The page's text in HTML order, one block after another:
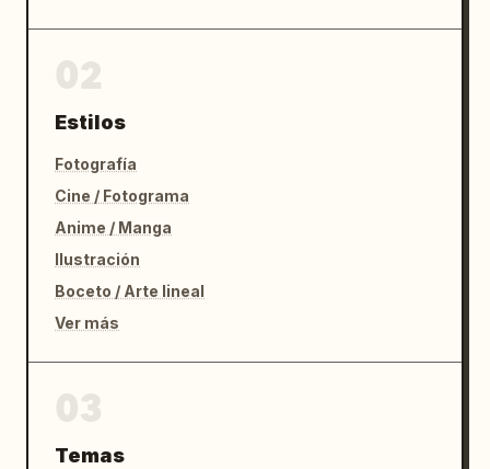
Estilos
Fotografía
Cine / Fotograma
Anime / Manga
Ilustración
Boceto / Arte lineal
Ver más
Temas